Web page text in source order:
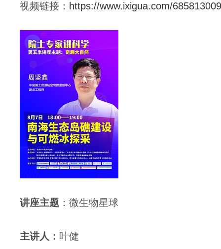
视频链接： https://www.ixigua.com/
讲座主题 ： 微生物星球
主讲人 ： 叶健